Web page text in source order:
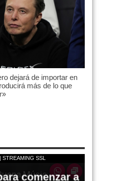
dejará de importar en
más de lo que